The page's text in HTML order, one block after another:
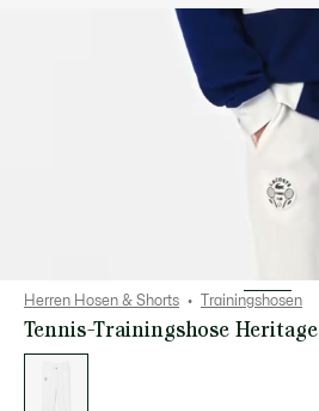
Herren Hosen & Shorts Trainingshosen
Tennis-Trainingshose Heritage
Varianten